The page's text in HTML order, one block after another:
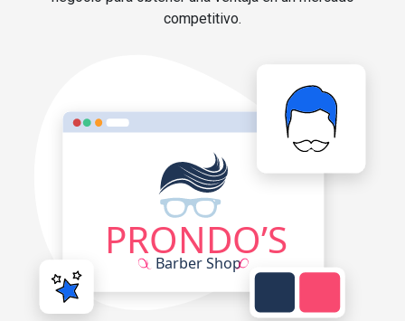
competitivo.